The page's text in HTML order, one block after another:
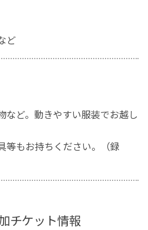
ど。動きやすい服装でお越し
等もお持ちください。（録
チケット情報